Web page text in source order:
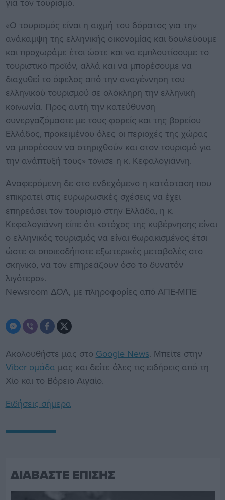
«Ο τουρισμός είναι η αιχμή του δόρατος για την
ανάκαμψη της ελληνικής οικονομίας και δουλεύουμε
και προχωράμε έτσι ώστε και να εμπλουτίσουμε το
τουριστικό προϊόν, αλλά και να μπορέσουμε να
διαχυθεί το όφελος από την αναγέννηση του
ελληνικού τουρισμού σε ολόκληρη την ελληνική
κοινωνία. Προς αυτή την κατεύθυνση
συνεργαζόμαστε με τους φορείς και της βορείου
Ελλάδος, προκειμένου όλες οι περιοχές της χώρας
να μπορέσουν να στηριχθούν και στον τουρισμό για
την ανάπτυξή τους» τόνισε η κ. Κεφαλογιάννη.
Αναφερόμενη δε στο ενδεχόμενο η κατάσταση που
επικρατεί στις ευρωρωσικές σχέσεις να έχει
επηρεάσει τον τουρισμό στην Ελλάδα, η κ.
Κεφαλογιάννη είπε ότι «στόχος της κυβέρνησης είναι
ο ελληνικός τουρισμός να είναι θωρακισμένος έτσι
ώστε οι οποιεσδήποτε εξωτερικές μεταβολές στο
σκηνικό, να τον επηρεάζουν όσο το δυνατόν
λιγότερο».
Newsroom ΔΟΛ, με πληροφορίες από ΑΠΕ-ΜΠΕ
Ακολουθήστε μας στο Google News. Μπείτε στην
Viber ομάδα μας και δείτε όλες τις ειδήσεις από τη
Χίο και το Βόρειο Αιγαίο.
Ειδήσεις σήμερα
ΔΙΑΒΑΣΤΕ ΕΠΙΣΗΣ